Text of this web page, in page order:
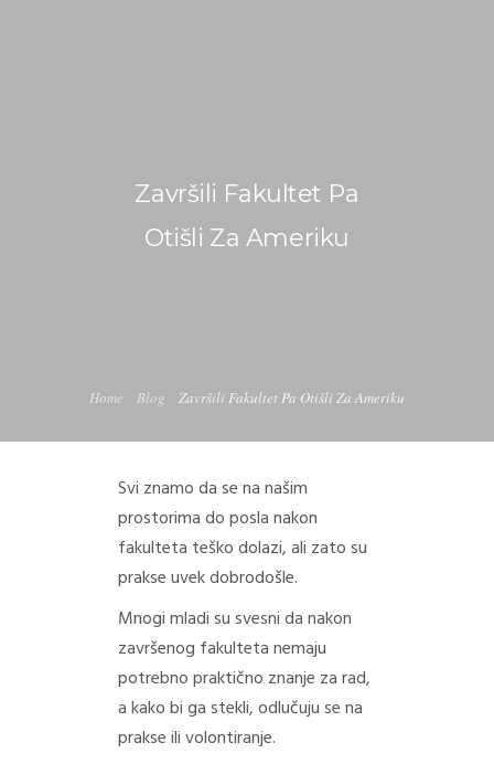
Završili Fakultet Pa
Otišli Za Ameriku
Home Blog Završili Fakultet Pa Otišli Za Ameriku
Svi znamo da se na našim
prostorima do posla nakon
fakulteta teško dolazi, ali zato su
prakse uvek dobrodošle.
Mnogi mladi su svesni da nakon
završenog fakulteta nemaju
potrebno praktično znanje za rad,
a kako bi ga stekli, odlučuju se na
prakse ili volontiranje.